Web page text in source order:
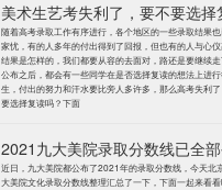
随着高考录取工作有序进行，各个地区的一些录取结果
家忧，有的人多年的付出得到了回报，但也有的人与心
结果是怎样的，我们都要从容的去面对，路还是要继续
公布之后，都会有一些同学在是否选择复读的想法上进
生，付出的努力和汗水要比旁人多许多，那么高考失利
要选择复读吗？下面
近日，九大美院都公布了2021年的录取分数线，今天北
大美院文化录取分数线整理汇总了一下，下面一起来看